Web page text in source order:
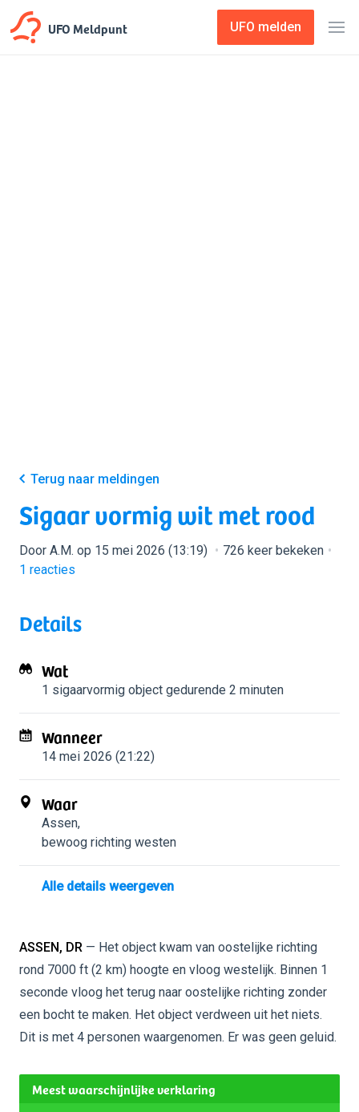
UFO Meldpunt UFO melden
Terug naar meldingen
Sigaar vormig wit met rood
Door A.M. op 15 mei 2026 (13:19)
726 keer bekeken
1 reacties
Details
Wat
1 sigaarvormig object gedurende 2 minuten
Wanneer
14 mei 2026 (21:22)
Waar
Assen,
bewoog richting westen
Alle details weergeven
ASSEN, DR — Het object kwam van oostelijke richting
rond 7000 ft (2 km) hoogte en vloog westelijk. Binnen 1
seconde vloog het terug naar oostelijke richting zonder
een bocht te maken. Het object verdween uit het niets.
Dit is met 4 personen waargenomen. Er was geen geluid.
Meest waarschijnlijke verklaring